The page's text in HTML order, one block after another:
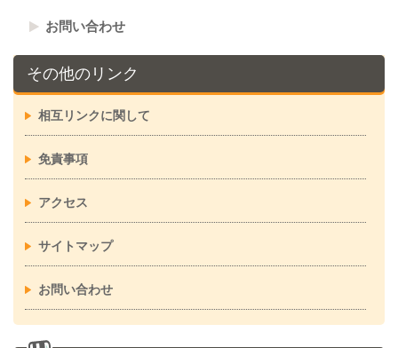
お問い合わせ
その他のリンク
相互リンクに関して
免責事項
アクセス
サイトマップ
お問い合わせ